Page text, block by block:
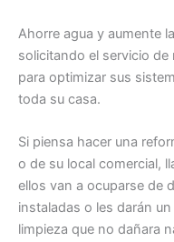
Ahorre agua y aumente
solicitando el servicio
para optimizar sus
toda su casa.
Si piensa hacer una
o de su local comercial,
ellos van a ocuparse de
instaladas o les darán
limpieza que no dañara